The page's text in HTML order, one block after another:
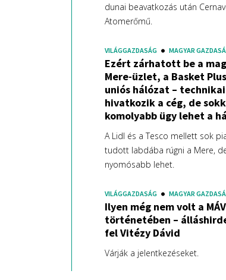
dunai beavatkozás után
Atomerőmű.
VILÁGGAZDASÁG MAGYAR
Ezért zárhatott be a
Mere-üzlet, a Basket
uniós hálózat –
hivatkozik a cég, de
komolyabb ügy lehet a
A Lidl és a Tesco mellett sok
tudott labdába rúgni a Mere,
nyomósabb lehet.
VILÁGGAZDASÁG MAGYAR
Ilyen még nem volt a MÁV
történetében –
fel Vitézy Dávid
Várják a jelentkezéseket.